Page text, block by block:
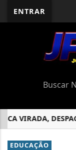
ENTRAR
EM ALTA
EDUCAÇÃO